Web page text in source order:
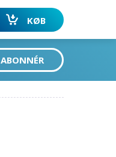
KØB
ABONNÉR